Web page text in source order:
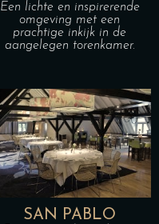
Een lichte en inspirerende
omgeving met een
prachtige inkijk in de
aangelegen torenkamer.
SAN PABLO